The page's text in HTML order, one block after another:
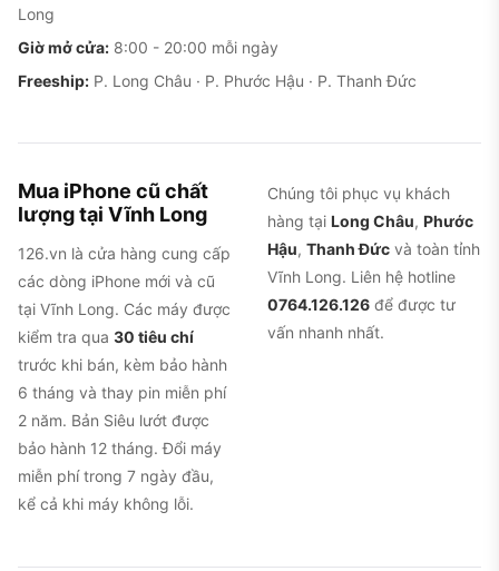
Long
Giờ mở cửa: 8:00 - 20:00 mỗi ngày
Freeship: P. Long Châu · P. Phước Hậu · P. Thanh Đức
Mua iPhone cũ chất
lượng tại Vĩnh Long
126.vn là cửa hàng cung cấp
các dòng iPhone mới và cũ
tại Vĩnh Long. Các máy được
kiểm tra qua 30 tiêu chí
trước khi bán, kèm bảo hành
6 tháng và thay pin miễn phí
2 năm. Bản Siêu lướt được
bảo hành 12 tháng. Đổi máy
miễn phí trong 7 ngày đầu,
kể cả khi máy không lỗi.
Chúng tôi phục vụ khách
hàng tại Long Châu, Phước
Hậu, Thanh Đức và toàn tỉnh
Vĩnh Long. Liên hệ hotline
0764.126.126 để được tư
vấn nhanh nhất.